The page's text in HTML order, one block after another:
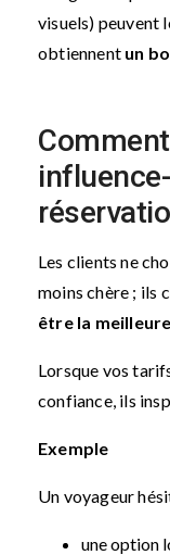
visuels) peuvent
obtiennent un
Les clients ne
moins chère ; ils
être la
Lorsque vos
confiance, ils
Exemple
Un voyageur
une option